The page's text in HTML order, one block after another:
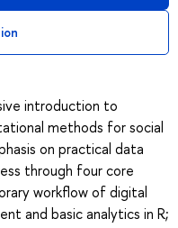
introduction to
methods for social
on practical data
through four core
workflow of digital
and basic analytics in R;